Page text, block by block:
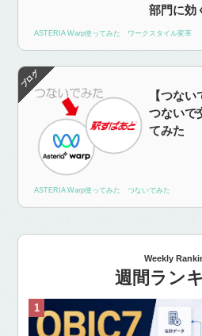
部門に効
ASTERIA Warp使ってみた ワークスタイル変革
【つな
つないで
てみた
ASTERIA Warp使ってみた つないでみた
Weekly
週間ラン